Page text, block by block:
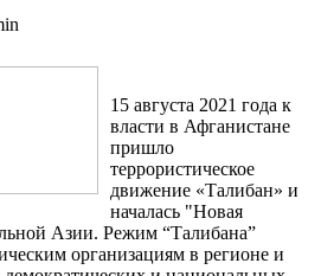
15 августа 2021 года к
власти в Афганистане
пришло
террористическое
движение «Талибан» и
началась "Новая
Азии. Режим “Талибана”
организациям в регионе и